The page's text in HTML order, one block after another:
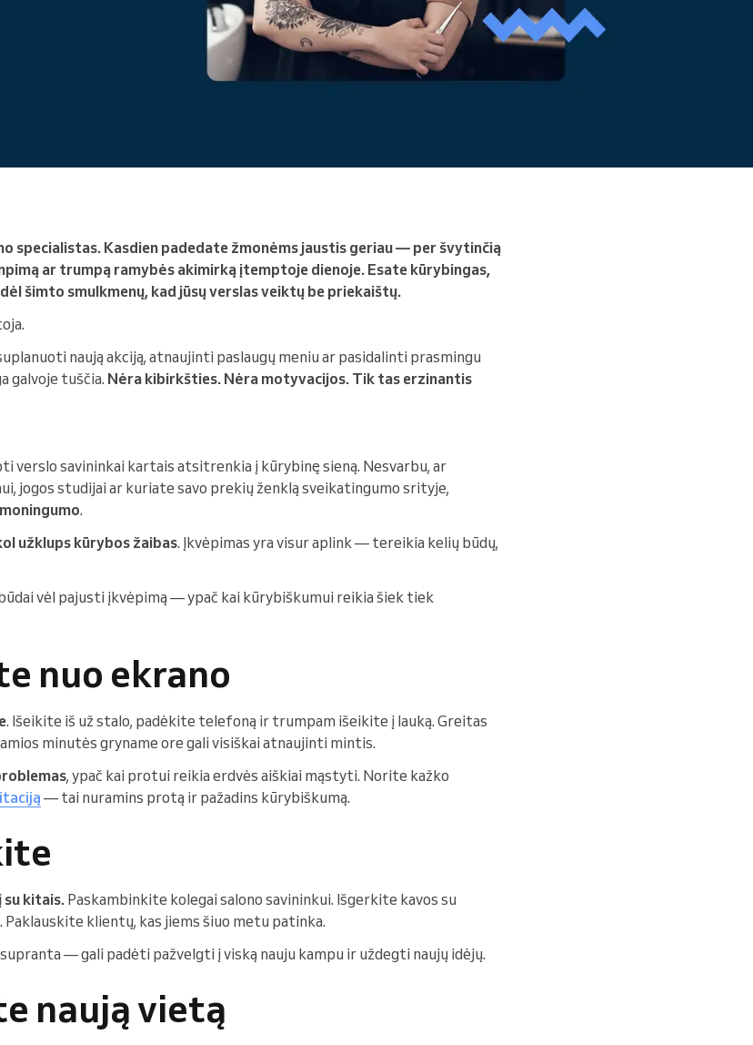
Skaityti daugiau
specialistas. Kasdien padedate žmonėms jaustis geriau — per švytinčią
ar trumpą ramybės akimirką įtemptoje dienoje. Esate kūrybingas,
šimto smulkmenų, kad jūsų verslas veiktų be priekaištų.
naują akciją, atnaujinti paslaugų meniu ar pasidalinti prasmingu
galvoje tuščia. Nėra kibirkšties. Nėra motyvacijos. Tik tas erzinantis
verslo savininkai kartais atsitrenkia į kūrybinę sieną. Nesvarbu, ar
jogos studijai ar kuriate savo prekių ženklą sveikatingumo srityje,
.
užklups kūrybos žaibas. Įkvėpimas yra visur aplink — tereikia kelių būdų,
vėl pajusti įkvėpimą — ypač kai kūrybiškumui reikia šiek tiek
nuo ekrano
. Išeikite iš už stalo, padėkite telefoną ir trumpam išeikite į lauką. Greitas
minutės gryname ore gali visiškai atnaujinti mintis.
, ypač kai protui reikia erdvės aiškiai mąstyti. Norite kažko
— tai nuramins protą ir pažadins kūrybiškumą.
su kitais.Paskambinkite kolegai salono savininkui. Išgerkite kavos su
klientų, kas jiems šiuo metu patinka.
— gali padėti pažvelgti į viską nauju kampu ir uždegti naujų idėjų.
naują vietą